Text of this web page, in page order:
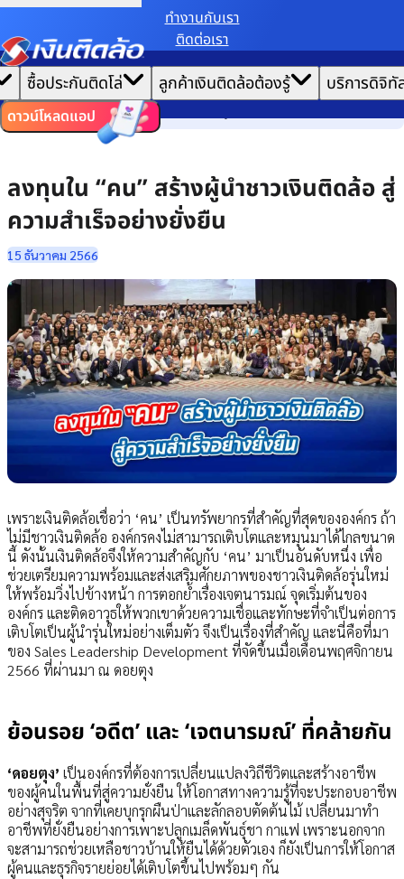
ทํางานกับเรา
ติดต่อเรา
|
ไทย EN
ซื้อประกันติดโล่ ลูกค้าเงินติดล้อต้องรู้ บริการดิจิทั
ดาวน์โหลดแอป
หน้าแรก
เล่าเรื่องวัฒนธรรม
ลงทุนใน “คน” สร้างผู้นำชาวเงินติดล้อ สู่ความสำเร็จอย่างยั่งยืน
ลงทุนใน “คน” สร้างผู้นำชาวเงินติดล้อ สู่
ความสำเร็จอย่างยั่งยืน
15 ธันวาคม 2566
เพราะเงินติดล้อเชื่อว่า ‘คน’ เป็นทรัพยากรที่สำคัญที่สุดขององค์กร ถ้า
ไม่มีชาวเงินติดล้อ องค์กรคงไม่สามารถเติบโตและหมุนมาได้ไกลขนาด
นี้ ดังนั้นเงินติดล้อจึงให้ความสำคัญกับ ‘คน’ มาเป็นอันดับหนึ่ง เพื่อ
ช่วยเตรียมความพร้อมและส่งเสริมศักยภาพของชาวเงินติดล้อรุ่นใหม่
ให้พร้อมวิ่งไปข้างหน้า การตอกย้ำเรื่องเจตนารมณ์ จุดเริ่มต้นของ
องค์กร และติดอาวุธให้พวกเขาด้วยความเชื่อและทักษะที่จำเป็นต่อการ
เติบโตเป็นผู้นำรุ่นใหม่อย่างเต็มตัว จึงเป็นเรื่องที่สำคัญ และนี่คือที่มา
ของ Sales Leadership Development ที่จัดขึ้นเมื่อเดือนพฤศจิกายน
2566 ที่ผ่านมา ณ ดอยตุง
ย้อนรอย ‘อดีต’ และ ‘เจตนารมณ์’ ที่คล้ายกัน
‘ดอยตุง’ เป็นองค์กรที่ต้องการเปลี่ยนแปลงวิถีชีวิตและสร้างอาชีพ
ของผู้คนในพื้นที่สู่ความยั่งยืน ให้โอกาสทางความรู้ที่จะประกอบอาชีพ
อย่างสุจริต จากที่เคยบุกรุกผืนป่าและลักลอบตัดต้นไม้ เปลี่ยนมาทำ
อาชีพที่ยั่งยืนอย่างการเพาะปลูกเมล็ดพันธุ์ชา กาแฟ เพราะนอกจาก
จะสามารถช่วยเหลือชาวบ้านให้ยืนได้ด้วยตัวเอง ก็ยังเป็นการให้โอกาส
ผู้คนและธุรกิจรายย่อยได้เติบโตขึ้นไปพร้อมๆ กัน
เราขอเก็บข้อมูลตาม นโยบายการใช้คุกกี้ เพื่อมอบประสบการณ์การใช้งานเว็บไซต์ที่ดีที่สุดให้
คุณ
ตั้งค่าคุกกี้ ยอมรับคุกกี้ทั้งหมด